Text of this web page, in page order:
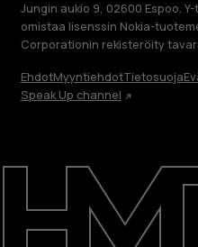
Korjaa, käytä
Kestävyys
Tuki
Jungin aukio 9, 02600 Espoo.
omistaa lisenssin Nokia-
Corporationin rekisteröity
EhdotMyyntiehdotTietosuoja
Speak Up channel